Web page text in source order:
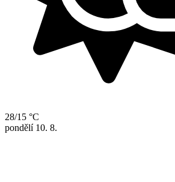
28/15 °C
pondělí 10. 8.